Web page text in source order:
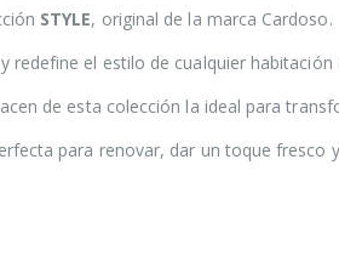
STYLE, original de la marca Cardoso.
redefine el estilo de cualquier
de esta colección la ideal para
para renovar, dar un toque fresco